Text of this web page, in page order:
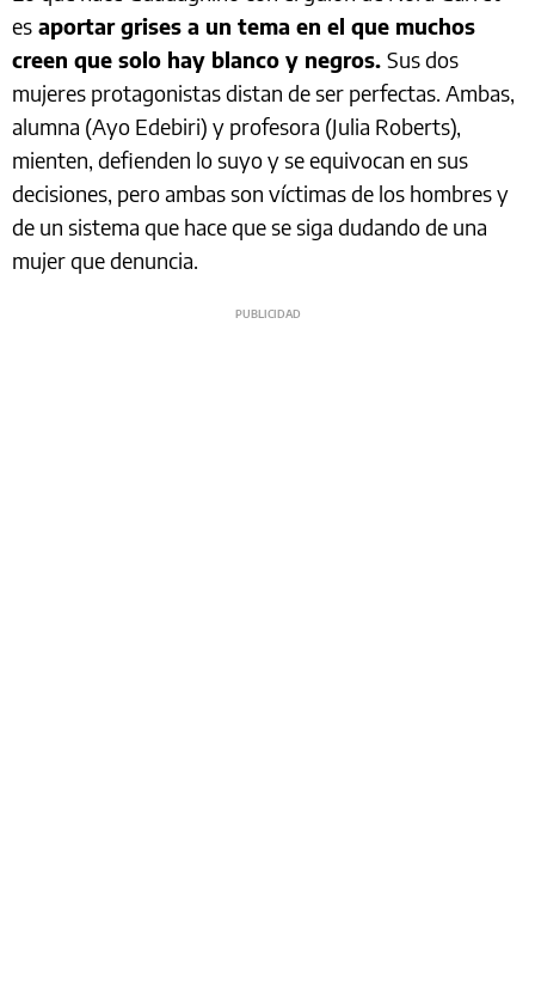
es aportar grises a un tema en el que muchos
creen que solo hay blanco y negros. Sus dos
mujeres protagonistas distan de ser perfectas. Ambas,
alumna (Ayo Edebiri) y profesora (Julia Roberts),
mienten, defienden lo suyo y se equivocan en sus
decisiones, pero ambas son víctimas de los hombres y
de un sistema que hace que se siga dudando de una
mujer que denuncia.